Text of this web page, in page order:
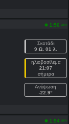
1:56 am
Σκοτάδι
9 Ω. 01 λ.
ηλιοβασίλεμα
21:07
σήμερα
Ανύψωση
-22.9°
1:54 am